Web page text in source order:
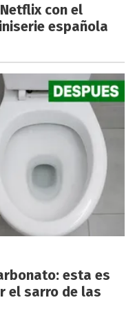
con el
española
esta es
el sarro de las